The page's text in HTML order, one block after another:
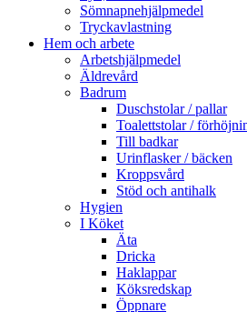
Sömnapnehjälpmedel
Tryckavlastning
Hem och arbete
Arbetshjälpmedel
Äldrevård
Badrum
Duschstolar / pallar
Toalettstolar /
Till badkar
Urinflasker / bäcken
Kroppsvård
Stöd och antihalk
Hygien
I Köket
Äta
Dricka
Haklappar
Köksredskap
Öppnare